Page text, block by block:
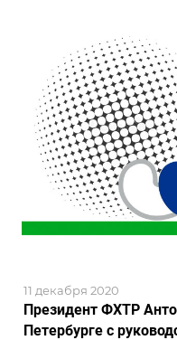
Президент ФХТР
Петербурге с
11 декабря 2020